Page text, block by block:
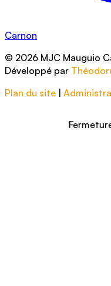
Carnon
© 2026 MJC Mauguio
Développé par
Plan du site |
Fermeture